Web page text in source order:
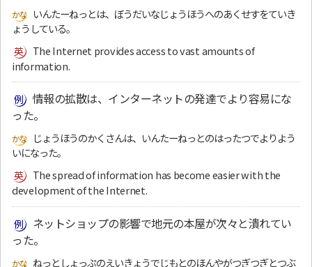
いんたーねっとは、ぼうだいなじょうほうへのあくせすをていき
ょうしている。
The Internet provides access to vast amounts of
information.
情報の拡散は、インターネットの発達でより容易にな
った。
じょうほうのかくさんは、いんたーねっとのはったつでよりよう
いになった。
The spread of information has become easier with the
development of the Internet.
ネットショップの影響で地元の本屋が次々と潰れてい
った。
ねっとしょっぷのえいきょうでじもとのほんやがつぎつぎとつぶ